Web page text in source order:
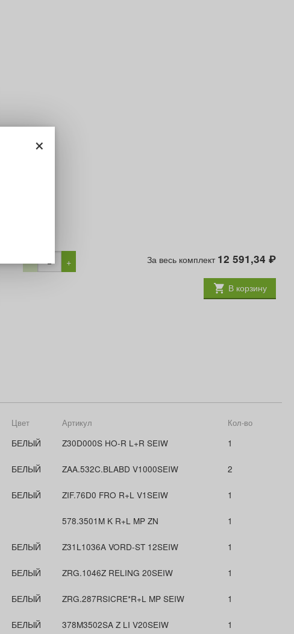
− + За весь комплект12 591,34 ₽
В корзину
Цвет Артикул Кол-во
БЕЛЫЙ Z30D000S HO-R L+R SEIW 1
БЕЛЫЙ ZAA.532C.BLABD V1000SEIW 2
БЕЛЫЙ ZIF.76D0 FRO R+L V1SEIW 1
578.3501M K R+L MP ZN 1
БЕЛЫЙ Z31L1036A VORD-ST 12SEIW 1
БЕЛЫЙ ZRG.1046Z RELING 20SEIW 1
БЕЛЫЙ ZRG.287RSICRE*R+L MP SEIW 1
БЕЛЫЙ 378M3502SA Z LI V20SEIW 1
×